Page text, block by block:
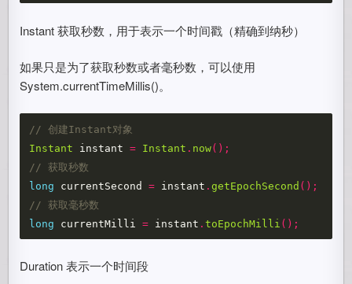
Instant 获取秒数，用于表示一个时间戳（精确到纳秒）
如果只是为了获取秒数或者毫秒数，可以使用
System.currentTimeMillis()。
// 创建Instant对象
Instant
instant = Instant . now();
// 获取秒数
long
currentSecond = instant .getEpochSecond ();
// 获取毫秒数
long
currentMilli = instant .toEpochMilli ();
Duration 表示一个时间段